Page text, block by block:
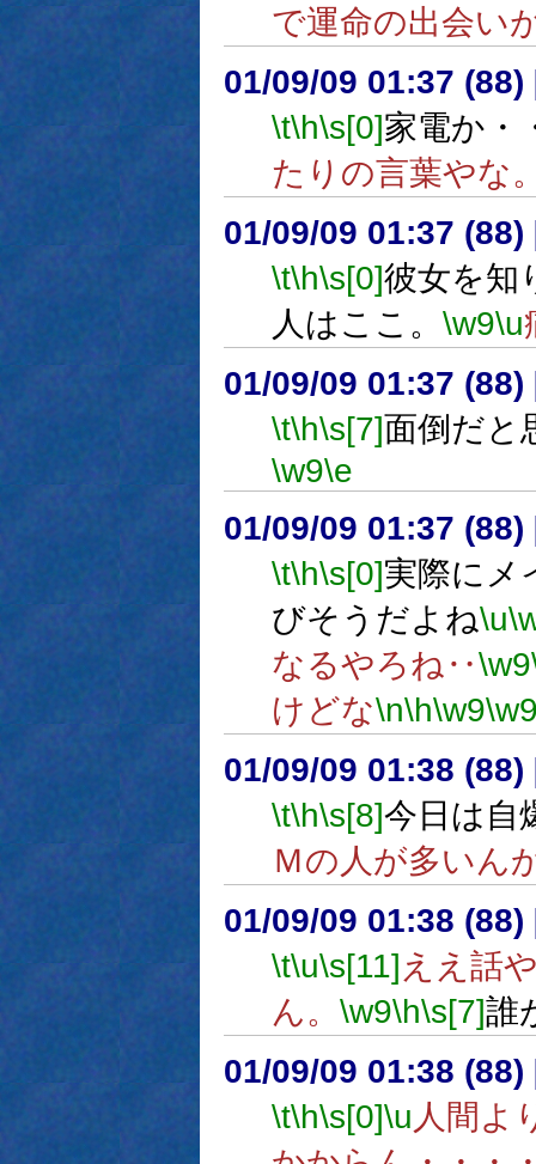
で運命の出会い
01/09/09 01:37 (88)
\t\h\s[0]家電か・
たりの言葉やな
01/09/09 01:37 (88)
\t\h\s[0]彼女を知
人はここ。 \w9\u
01/09/09 01:37 (88)
\t\h\s[7]面倒だと
\w9\e
01/09/09 01:37 (88)
\t\h\s[0]実際にメ
びそうだよね\u
なるやろね‥\w9
けどな\n\h\w9
01/09/09 01:38 (88)
\t\h\s[8]今日は自
Ｍの人が多いん
01/09/09 01:38 (88)
\t\u\s[11] ええ話
ん。 \w9\h\s[7]誰
01/09/09 01:38 (88)
\t\h\s[0]\u人間よ